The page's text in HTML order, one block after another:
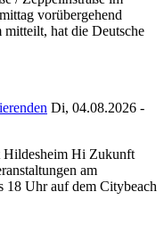
vorübergehend
mitteilt, hat die Deutsche
Di, 04.08.2026 -
Hildesheim Hi Zukunft
am
18 Uhr auf dem Citybeach